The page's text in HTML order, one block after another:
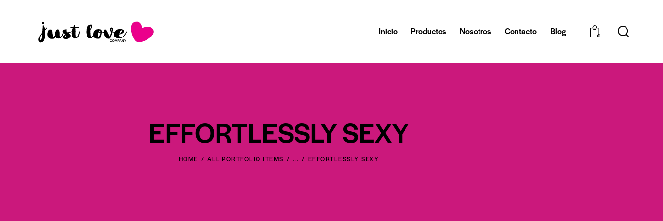
Inicio Productos Nosotros Contacto Blog 0
EFFORTLESSLY SEXY
HOME ALL PORTFOLIO ITEMS ... EFFORTLESSLY SEXY